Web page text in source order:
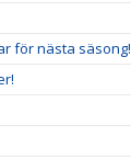
för nästa säsong!